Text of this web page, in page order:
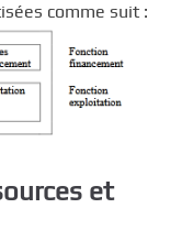
comme suit :
et